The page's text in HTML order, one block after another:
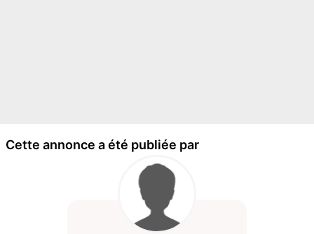
Cette annonce a été publiée par